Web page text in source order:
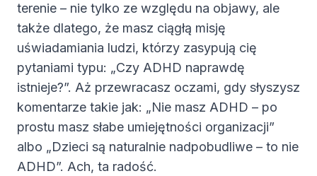
terenie – nie tylko ze względu na objawy, ale
także dlatego, że masz ciągłą misję
uświadamiania ludzi, którzy zasypują cię
pytaniami typu: „Czy ADHD naprawdę
istnieje?”. Aż przewracasz oczami, gdy słyszysz
komentarze takie jak: „Nie masz ADHD – po
prostu masz słabe umiejętności organizacji”
albo „Dzieci są naturalnie nadpobudliwe – to nie
ADHD”. Ach, ta radość.